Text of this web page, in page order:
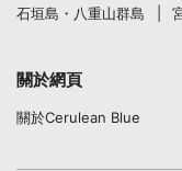
石垣島・八重山群島
關於網頁
關於Cerulean Blue